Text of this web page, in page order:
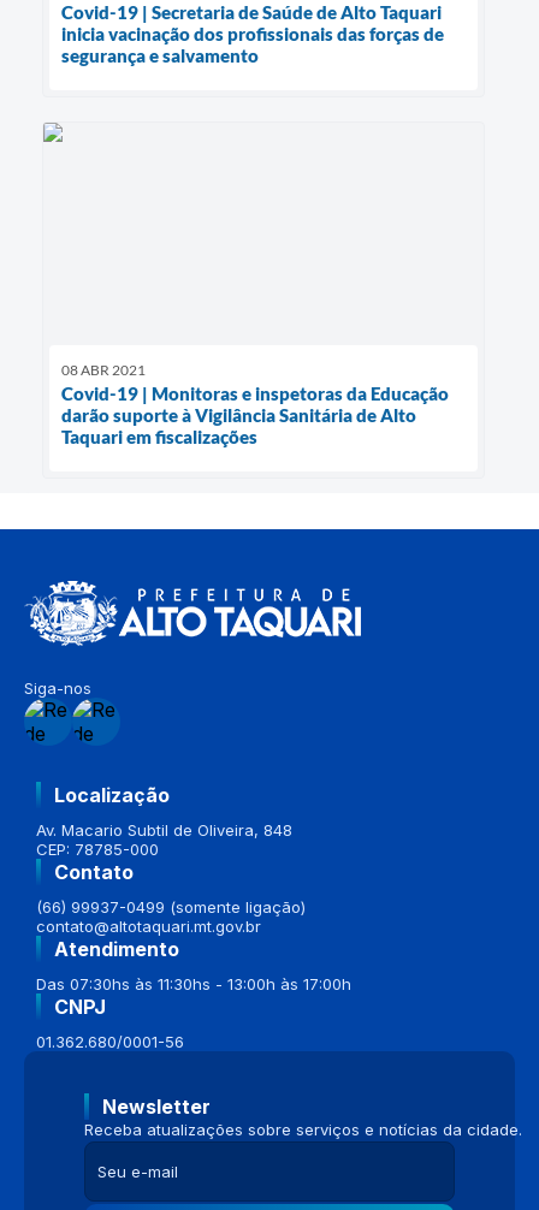
Covid-19 | Secretaria de Saúde de Alto Taquari
inicia vacinação dos profissionais das forças de
segurança e salvamento
08 ABR 2021
Covid-19 | Monitoras e inspetoras da Educação
darão suporte à Vigilância Sanitária de Alto
Taquari em fiscalizações
Siga-nos
Localização
Av. Macario Subtil de Oliveira, 848
CEP: 78785-000
Contato
(66) 99937-0499 (somente ligação)
contato@altotaquari.mt.gov.br
Atendimento
Das 07:30hs às 11:30hs - 13:00h às 17:00h
CNPJ
01.362.680/0001-56
Newsletter
Receba atualizações sobre serviços e notícias da cidade.